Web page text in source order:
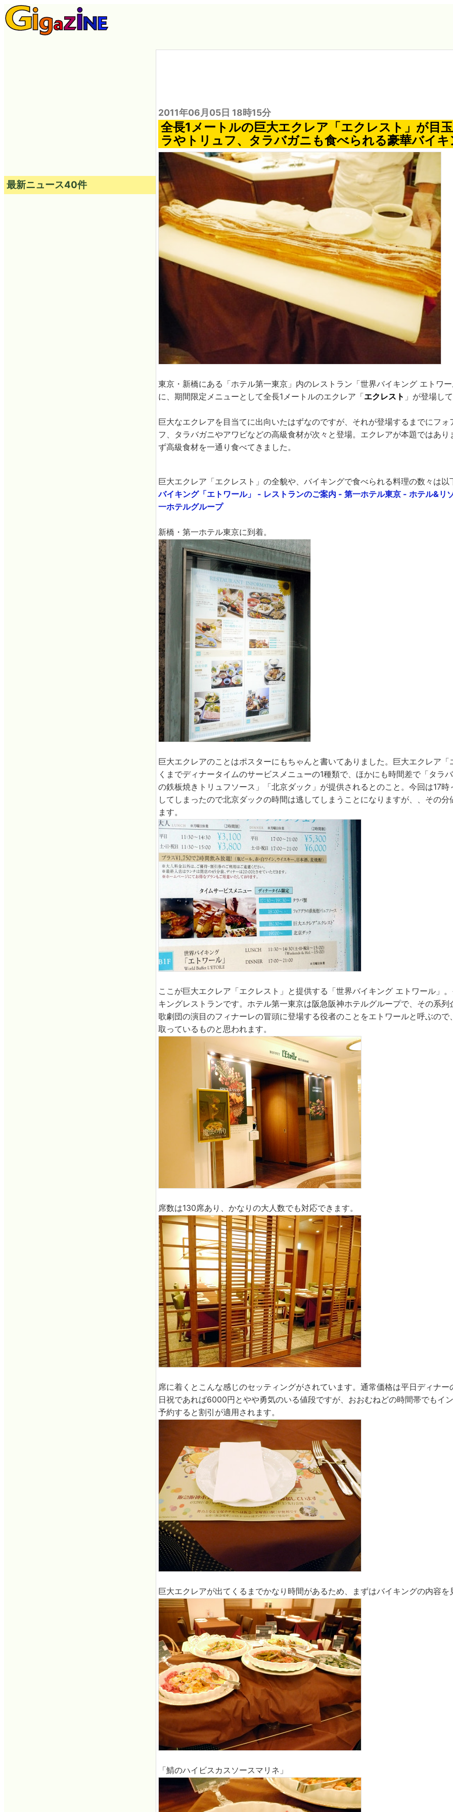
2011年06月05日 18時15分
全長1メートルの巨大エクレア「エクレスト」が目
ラやトリュフ、タラバガニも食べられる豪華バイキ
東京・新橋にある「ホテル第一東京」内のレストラン「世界バイキング エトワ
に、期間限定メニューとして全長1メートルのエクレア「エクレスト 」が登場し
巨大なエクレアを目当てに出向いたはずなのですが、それが登場するまでにフォ
フ、タラバガニやアワビなどの高級食材が次々と登場。エクレアが本題ではあり
ず高級食材を一通り食べてきました。
巨大エクレア「エクレスト」の全貌や、バイキングで食べられる料理の数々は以
バイキング「エトワール」 - レストランのご案内 - 第一ホテル東京 - ホテル&リ
一ホテルグループ
新橋・第一ホテル東京に到着。
巨大エクレアのことはポスターにもちゃんと書いてありました。巨大エクレア「
くまでディナータイムのサービスメニューの1種類で、ほかにも時間差で「タラ
の鉄板焼きトリュフソース」「北京ダック」が提供されるとのこと。今回は17時
してしまったので北京ダックの時間は逃してしまうことになりますが、、その分
ます。
ここが巨大エクレア「エクレスト」と提供する「世界バイキング エトワール」
キングレストランです。ホテル第一東京は阪急阪神ホテルグループで、その系列
歌劇団の演目のフィナーレの冒頭に登場する役者のことをエトワールと呼ぶので
取っているものと思われます。
席数は130席あり、かなりの大人数でも対応できます。
席に着くとこんな感じのセッティングがされています。通常価格は平日ディナ
日祝であれば6000円とやや勇気のいる値段ですが、おおむねどの時間帯でもイ
予約すると割引が適用されます。
巨大エクレアが出てくるまでかなり時間があるため、まずはバイキングの内容を
「鯖のハイビスカスソースマリネ」
最新ニュース40件